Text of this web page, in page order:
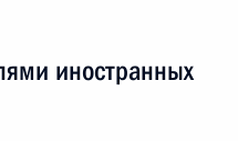
иностранных